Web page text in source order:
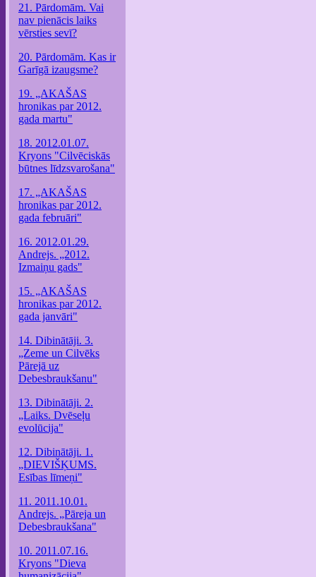
21. Pārdomām. Vai
nav pienācis laiks
vērsties sevī?
20. Pārdomām. Kas ir
Garīgā izaugsme?
19. „AKAŠAS
hronikas par 2012.
gada martu"
18. 2012.01.07.
Kryons "Cilvēciskās
būtnes līdzsvarošana"
17. „AKAŠAS
hronikas par 2012.
gada februāri"
16. 2012.01.29.
Andrejs. „2012.
Izmaiņu gads"
15. „AKAŠAS
hronikas par 2012.
gada janvāri"
14. Dibinātāji. 3.
„Zeme un Cilvēks
Pārejā uz
Debesbraukšanu"
13. Dibinātāji. 2.
„Laiks. Dvēseļu
evolūcija"
12. Dibinātāji. 1.
„DIEVIŠĶUMS.
Esības līmeņi"
11. 2011.10.01.
Andrejs. „Pāreja un
Debesbraukšana"
10. 2011.07.16.
Kryons "Dieva